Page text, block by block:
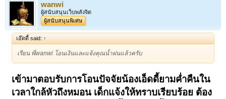
wanwi
ผู้สนับสนุนเว็บพลังจิต
ผู้สนับสนุนพิเศษ
เอ๊ดดี้ said: ↑
เรียน พี่wanwi โอนเงินและแจ้งคุณน้ำฝนแล้วครับ
เข้ามาตอบรับการโอนปัจจัยน้องเอ็ดดี้ยามค่ำคืนใน
เวลาใกล้หัวถึงหมอน เด็กแจ้งให้ทราบเรียบร้อย ต้อง